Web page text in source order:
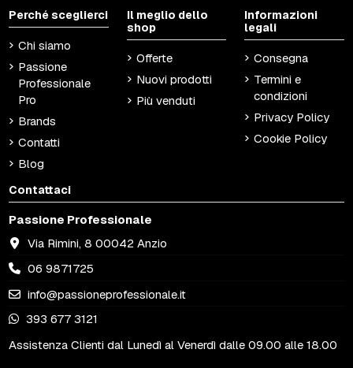
Perché sceglierci
Chi siamo
Passione
Professionale
Pro
Brands
Contatti
Blog
Il meglio dello
shop
Offerte
Nuovi prodotti
Più venduti
Informazioni
legali
Consegna
Termini e
condizioni
Privacy Policy
Cookie Policy
Contattaci
Passione Professionale
Via Rimini, 8 00042 Anzio
06 9871725
info@passioneprofessionale.it
393 677 3121
Assistenza Clienti dal Lunedì al Venerdì dalle 09.00 alle 18.00